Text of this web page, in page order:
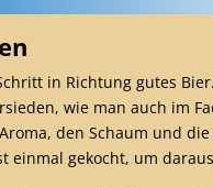
in Richtung gutes
wie man auch im
den Schaum und
einmal gekocht, um